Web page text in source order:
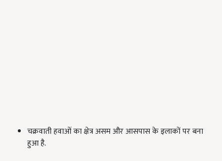
चक्रवाती हवाओं का क्षेत्र असम और आसपास के इलाकों पर बना
हुआ है.